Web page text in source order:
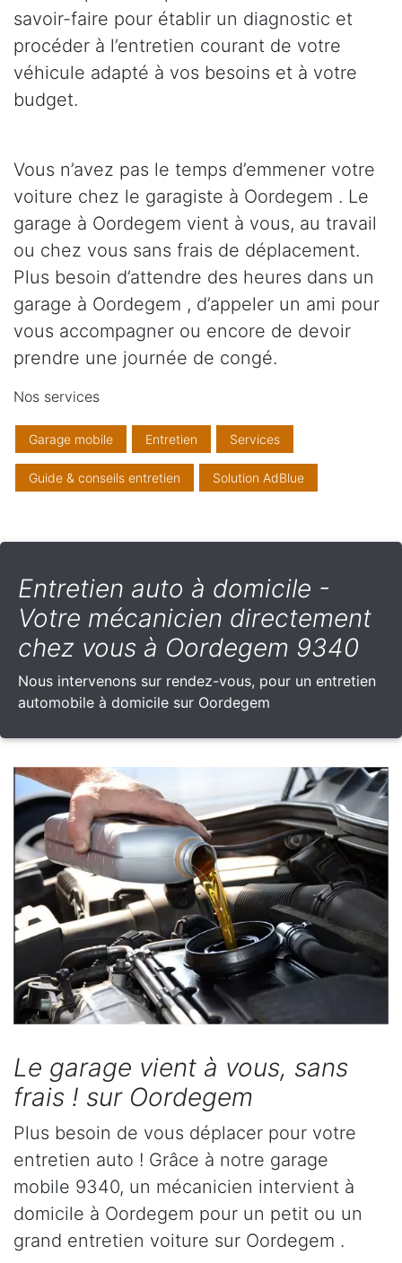
savoir-faire pour établir un diagnostic et
procéder à l’entretien courant de votre
véhicule adapté à vos besoins et à votre
budget.
Vous n’avez pas le temps d’emmener votre
voiture chez le garagiste à Oordegem . Le
garage à Oordegem vient à vous, au travail
ou chez vous sans frais de déplacement.
Plus besoin d’attendre des heures dans un
garage à Oordegem , d’appeler un ami pour
vous accompagner ou encore de devoir
prendre une journée de congé.
Nos services
Garage mobile Entretien Services
Guide & conseils entretien Solution AdBlue
Entretien auto à domicile -
Votre mécanicien directement
chez vous à Oordegem 9340
Nous intervenons sur rendez-vous, pour un entretien
automobile à domicile sur Oordegem
Le garage vient à vous, sans
frais ! sur Oordegem
Plus besoin de vous déplacer pour votre
entretien auto ! Grâce à notre garage
mobile 9340, un mécanicien intervient à
domicile à Oordegem pour un petit ou un
grand entretien voiture sur Oordegem .